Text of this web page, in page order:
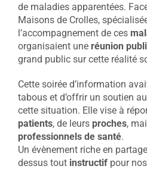
de maladies apparentées.
Maisons de Crolles,
l’accompagnement de ces
organisaient une réunion
grand public sur cette réalité
Cette soirée d’information
tabous et d’offrir un soutien
cette situation. Elle vise à
patients, de leurs proches,
professionnels de santé.
Un évènement riche en
dessus tout instructif pour